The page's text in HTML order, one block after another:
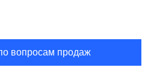
вопросам продаж